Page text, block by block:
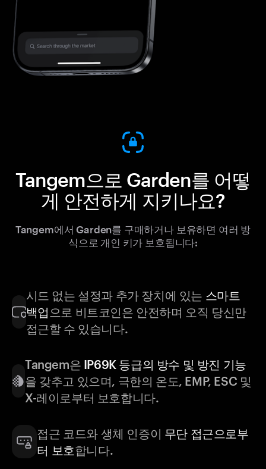
Tangem으로 Garden를 어떻
게 안전하게 지키나요?
Tangem에서 Garden를 구매하거나 보유하면 여러 방
식으로 개인 키가 보호됩니다:
시드 없는 설정과 추가 장치에 있는 스마트
백업 으로 비트코인은 안전하며 오직 당신만
접근할 수 있습니다.
Tangem은 IP69K 등급의 방수 및 방진 기능
을 갖추고 있으며, 극한의 온도, EMP, ESC 및
X-레이로부터 보호합니다.
접근 코드와 생체 인증이 무단 접근으로부
터 보호합니다.